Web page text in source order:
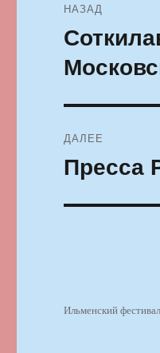
по
записям
НАЗАД
Предыдущая
ДАЛЕЕ
Следующая
запись:
Пресса
Ильменский